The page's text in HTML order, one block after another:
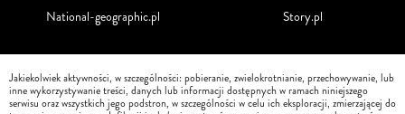
National-geographic.pl
Story.pl
Jakiekolwiek aktywności, w szczególności: pobieranie, zwielokrotnianie, przechowywanie, lub
inne wykorzystywanie treści, danych lub informacji dostępnych w ramach niniejszego
serwisu oraz wszystkich jego podstron, w szczególności w celu ich eksploracji, zmierzającej do